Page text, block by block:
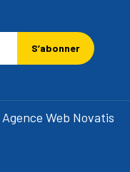
S’abonner
Agence Web Novatis